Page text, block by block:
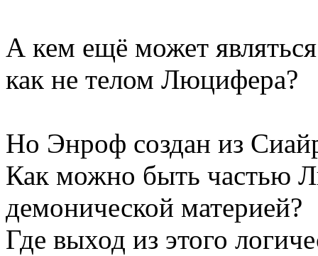
А кем ещё может
как не телом Люцифера?
Но Энроф создан из
Как можно быть частью
демонической материей?
Где выход из этого